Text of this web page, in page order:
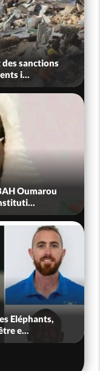
sanctions
i...
Oumarou
Eléphants,
e...